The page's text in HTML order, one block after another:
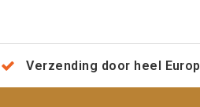
Verzending door heel